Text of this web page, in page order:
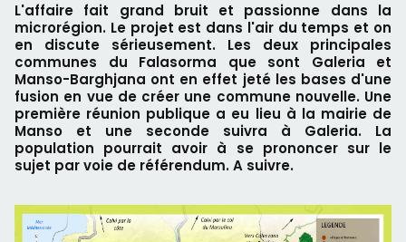
L'affaire fait grand bruit et passionne dans la
microrégion. Le projet est dans l'air du temps et on
en discute sérieusement. Les deux principales
communes du Falasorma que sont Galeria et
Manso-Barghjana ont en effet jeté les bases d'une
fusion en vue de créer une commune nouvelle. Une
première réunion publique a eu lieu à la mairie de
Manso et une seconde suivra à Galeria. La
population pourrait avoir à se prononcer sur le
sujet par voie de référendum. A suivre.